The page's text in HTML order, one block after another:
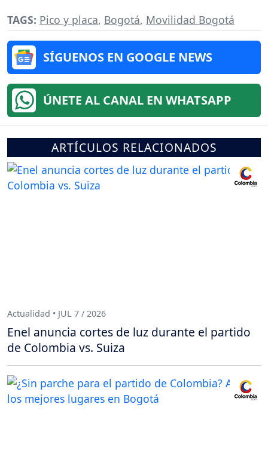
TAGS: Pico y placa, Bogotá, Movilidad Bogotá
SÍGUENOS EN GOOGLE NEWS
ÚNETE AL CANAL EN WHATSAPP
ARTÍCULOS RELACIONADOS
Actualidad • JUL 7 / 2026
Enel anuncia cortes de luz durante el partido
de Colombia vs. Suiza